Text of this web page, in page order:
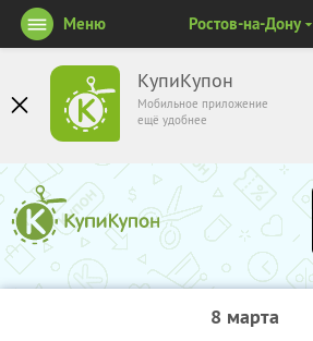
КупиКупон
Мобильное приложение
ещё удобнее
Меню Ростов-на-Дону
8 марта